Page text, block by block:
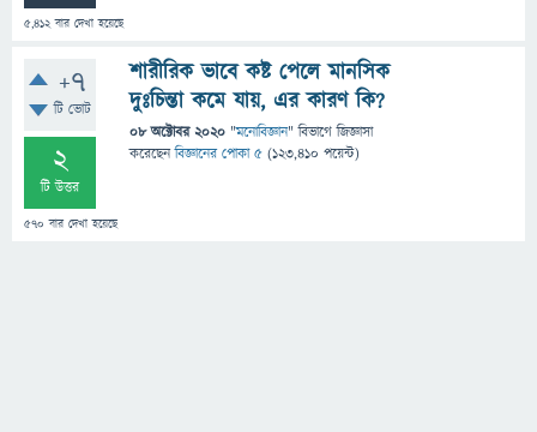
5,412বার দেখা হয়েছে
+7
টি ভোট
2
টি উত্তর
570 বার দেখা হয়েছে
শারীরিক ভাবে কষ্ট পেলে মানসিক
দুঃচিন্তা কমে যায়, এর কারণ কি?
08 অক্টোবর 2020 "মনোবিজ্ঞান" বিভাগে জিজ্ঞাসা
করেছেনবিজ্ঞানের পোকা ৫ (123,410 পয়েন্ট)